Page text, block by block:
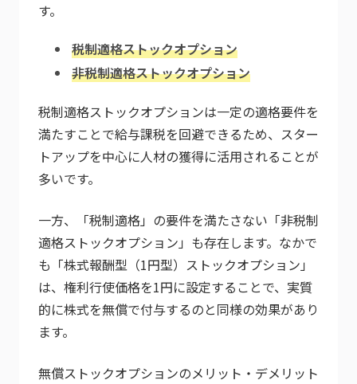
す。
税制適格ストックオプション
非税制適格ストックオプション
税制適格ストックオプションは一定の適格要件を
満たすことで給与課税を回避できるため、スター
トアップを中心に人材の獲得に活用されることが
多いです。
一方、「税制適格」の要件を満たさない「非税制
適格ストックオプション」も存在します。なかで
も「株式報酬型（1円型）ストックオプション」
は、権利行使価格を1円に設定することで、実質
的に株式を無償で付与するのと同様の効果があり
ます。
無償ストックオプションのメリット・デメリット